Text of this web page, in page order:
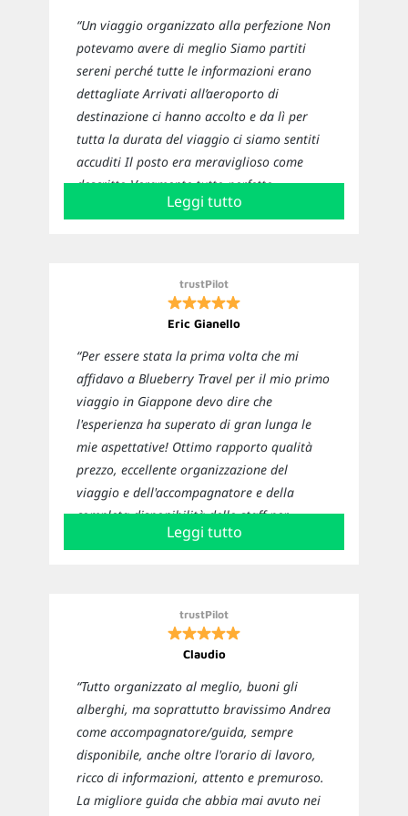
“Un viaggio organizzato alla perfezione Non
potevamo avere di meglio Siamo partiti
sereni perché tutte le informazioni erano
dettagliate Arrivati all’aeroporto di
destinazione ci hanno accolto e da lì per
tutta la durata del viaggio ci siamo sentiti
accuditi Il posto era meraviglioso come
descritto Veramente tutto perfetto
Sicuramente ci affideremo nuovamente a
Leggi tutto
trustPilot
Eric Gianello
“Per essere stata la prima volta che mi
affidavo a Blueberry Travel per il mio primo
viaggio in Giappone devo dire che
l'esperienza ha superato di gran lunga le
mie aspettative! Ottimo rapporto qualità
prezzo, eccellente organizzazione del
viaggio e dell'accompagnatore e della
completa disponibilità dello staff per
curiosità e chiarimenti. Sicuramente non
Leggi tutto
trustPilot
Claudio
“Tutto organizzato al meglio, buoni gli
alberghi, ma soprattutto bravissimo Andrea
come accompagnatore/guida, sempre
disponibile, anche oltre l'orario di lavoro,
ricco di informazioni, attento e premuroso.
La migliore guida che abbia mai avuto nei